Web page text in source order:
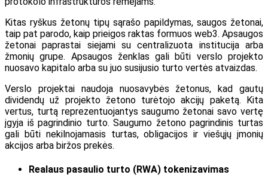
Kitas ryškus žetonų tipų sąrašo papildymas, saugos žetonai,
taip pat parodo, kaip prieigos raktas formuos web3. Apsaugos
žetonai paprastai siejami su centralizuota institucija arba
žmonių grupe. Apsaugos ženklas gali būti verslo projekto
nuosavo kapitalo arba su juo susijusio turto vertės atvaizdas.
Verslo projektai naudoja nuosavybės žetonus, kad gautų
dividendų už projekto žetono turėtojo akcijų paketą. Kita
vertus, turtą reprezentuojantys saugumo žetonai savo vertę
įgyja iš pagrindinio turto. Saugumo žetono pagrindinis turtas
gali būti nekilnojamasis turtas, obligacijos ir viešųjų įmonių
akcijos arba biržos prekės.
Realaus pasaulio turto (RWA) tokenizavimas